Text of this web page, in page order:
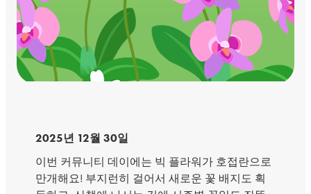
2025년 12월 30일
이번 커뮤니티 데이에는 빅 플라워가 호접란으로
만개해요! 부지런히 걸어서 새로운 꽃 배지도 획